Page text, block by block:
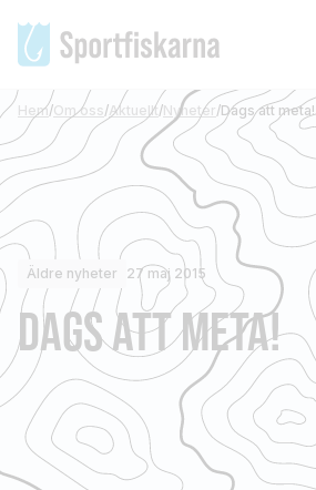
Hem/Om oss/Aktuellt/Nyheter/Dags att meta!
Äldre nyheter 27 maj 2015
DAGS ATT META!